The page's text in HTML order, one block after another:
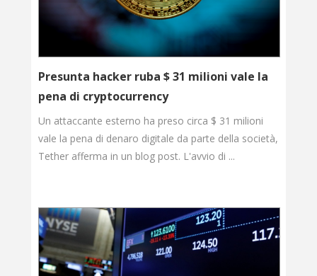
Presunta hacker ruba $ 31 milioni vale la
pena di cryptocurrency
Un attaccante esterno ha preso circa $ 31 milioni
vale la pena di denaro digitale da parte della società,
Tether afferma in un blog post. L'avvio di ...